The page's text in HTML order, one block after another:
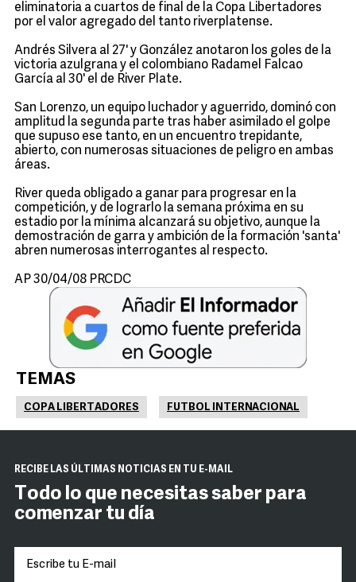
eliminatoria a cuartos de final de la Copa Libertadores
por el valor agregado del tanto riverplatense.
Andrés Silvera al 27' y González anotaron los goles de la
victoria azulgrana y el colombiano Radamel Falcao
García al 30' el de River Plate.
San Lorenzo, un equipo luchador y aguerrido, dominó con
amplitud la segunda parte tras haber asimilado el golpe
que supuso ese tanto, en un encuentro trepidante,
abierto, con numerosas situaciones de peligro en ambas
áreas.
River queda obligado a ganar para progresar en la
competición, y de lograrlo la semana próxima en su
estadio por la mínima alcanzará su objetivo, aunque la
demostración de garra y ambición de la formación 'santa'
abren numerosas interrogantes al respecto.
AP 30/04/08 PRCDC
TEMAS
COPA LIBERTADORES FUTBOL INTERNACIONAL
RECIBE LAS ÚLTIMAS NOTICIAS EN TU E-MAIL
Todo lo que necesitas saber para
comenzar tu día